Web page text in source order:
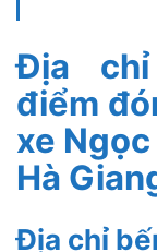
Địa
điểm
xe
Hà
Địa chỉ